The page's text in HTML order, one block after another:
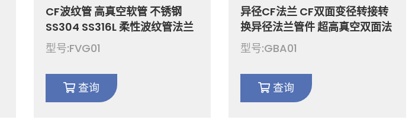
CF波纹管 高真空软管 不锈钢
SS304 SS316L 柔性波纹管法兰
连接管件 真空大气压
CF16/CF35/CF63 长度可定制
型号:FVG01
查询
异径CF法兰 CF双面变径转接转
换异径法兰管件 超高真空双面法
兰 公制螺栓孔 通孔
SS304/SS316L CF刀口式转换
接头
型号:GBA01
查询